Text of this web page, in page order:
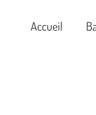
Accueil